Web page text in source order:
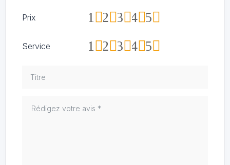
Prix 5
4
3
2
1
Service 5
4
3
2
1